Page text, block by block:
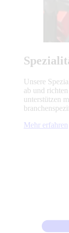
Unsere
ab und
unterstützen
Mehr erfahren